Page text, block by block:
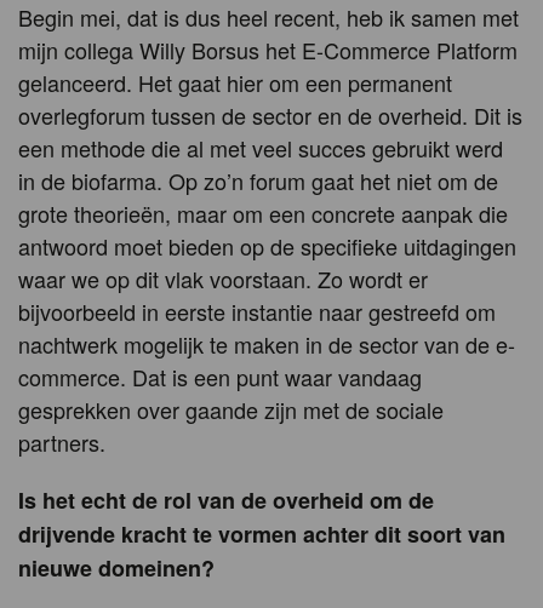
Begin mei, dat is dus heel recent, heb ik samen met
mijn collega Willy Borsus het E-Commerce Platform
gelanceerd. Het gaat hier om een permanent
overlegforum tussen de sector en de overheid. Dit is
een methode die al met veel succes gebruikt werd
in de biofarma. Op zo’n forum gaat het niet om de
grote theorieën, maar om een concrete aanpak die
antwoord moet bieden op de specifieke uitdagingen
waar we op dit vlak voorstaan. Zo wordt er
bijvoorbeeld in eerste instantie naar gestreefd om
nachtwerk mogelijk te maken in de sector van de e-
commerce. Dat is een punt waar vandaag
gesprekken over gaande zijn met de sociale
partners.
Is het echt de rol van de overheid om de
drijvende kracht te vormen achter dit soort van
nieuwe domeinen?